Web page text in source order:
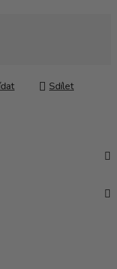
Sdílet